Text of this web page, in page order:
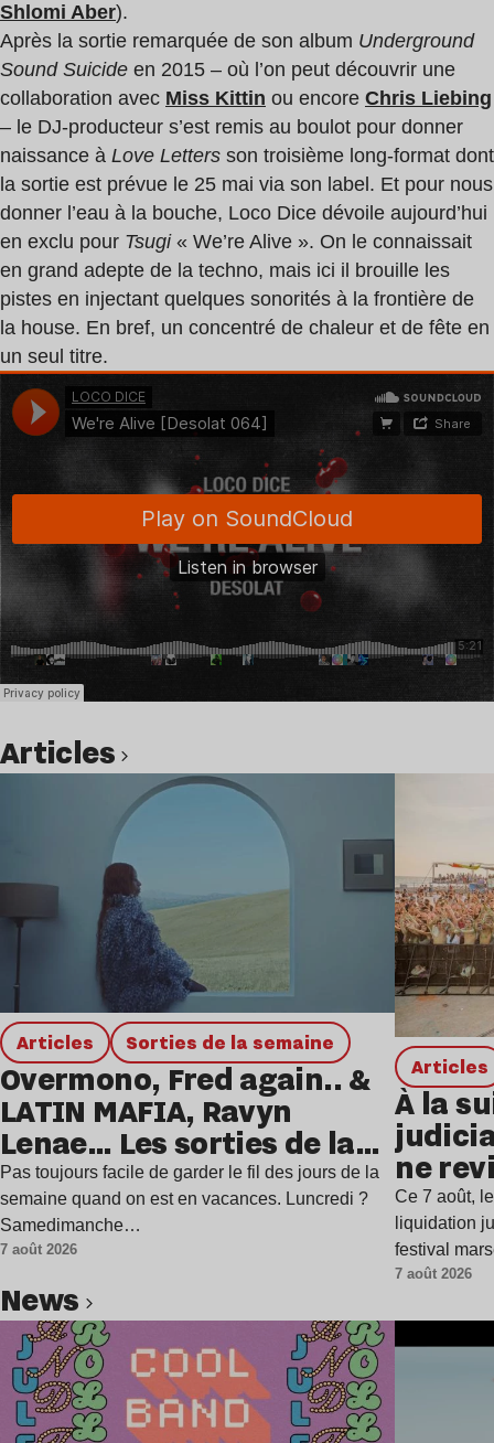
Shlomi Aber).
Après la sortie remarquée de son album Underground
Sound Suicide en 2015 – où l’on peut découvrir une
collaboration avec Miss Kittin ou encore Chris Liebing
– le DJ-producteur s’est remis au boulot pour donner
naissance à Love Letters son troisième long-format dont
la sortie est prévue le 25 mai via son label. Et pour nous
donner l’eau à la bouche, Loco Dice dévoile aujourd’hui
en exclu pour Tsugi« We’re Alive ». On le connaissait
en grand adepte de la techno, mais ici il brouille les
pistes en injectant quelques sonorités à la frontière de
la house. En bref, un concentré de chaleur et de fête en
un seul titre.
Articles
Articles Sorties de la semaine
Overmono, Fred again.. &
LATIN MAFIA, Ravyn
Lenae… Les sorties de la
semaine
Pas toujours facile de garder le fil des jours de la
semaine quand on est en vacances. Luncredi ?
Samedimanche…
7 août 2026
Articles
À la
ne
Ce 7 août,
liquidation
festival
7 août 2026
news
Lire l’article